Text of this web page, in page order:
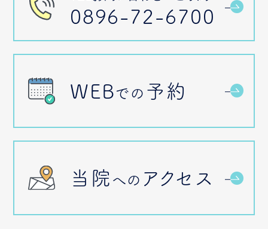
0896-72-6700
WEBでの 予約
当院 への アクセス